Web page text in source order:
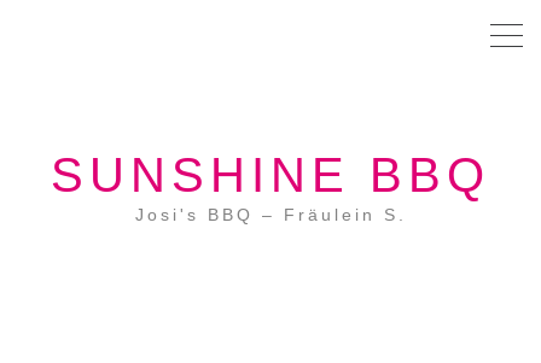
SUNSHINE BBQ
Josi's BBQ – Fräulein S.